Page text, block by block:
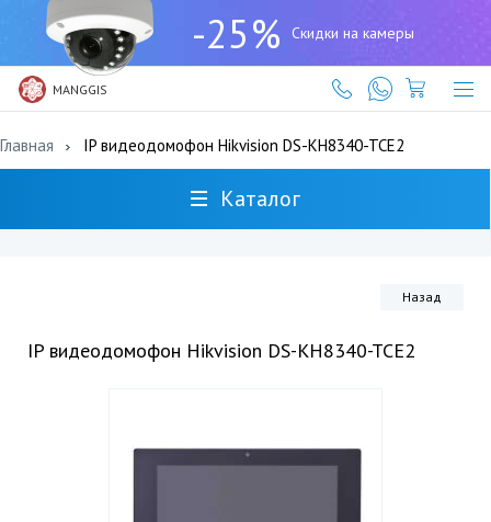
-25% Скидки на камеры
MANGGIS
(727)
317-
61-
61
Главная IP видеодомофон Hikvision DS-KH8340-TCE2
Каталог
Назад
IP видеодомофон Hikvision DS-KH8340-TCE2